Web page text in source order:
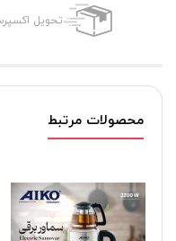
تحویل
محصولات مرتبط